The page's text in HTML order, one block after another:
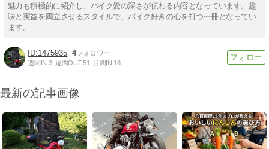
魅力も積極的に紹介し、バイク愛の深さが伝わる内容となっています。趣
味と実益を両立させるスタイルで、バイク好きの心を打つ一冊となってい
ます。
1475935 4
週間IN:3 週間OUT:51 月間IN:18
最新の記事画像